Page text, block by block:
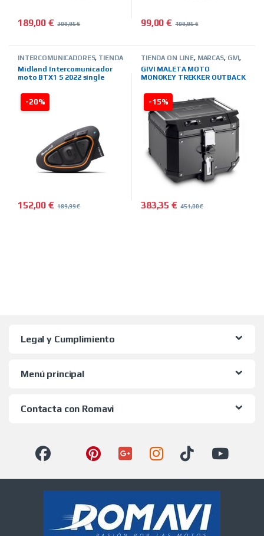
189,00€ 209,95€ 99,00€ 109,95€
-20%
INTERCOMUNICADORES, TIENDA
Midland Intercomunicador
moto BTX1 S 2022 single
152,00€ 189,99€
-15%
TIENDA ON LINE, MARCAS, GIVI,
MALETAS-ALFORJAS-OTROS
GIVI MALETA MOTO
MONOKEY TREKKER OUTBACK
383,35€ 451,00€
Legal y Cumplimiento
Menú principal
Contacta con Romavi